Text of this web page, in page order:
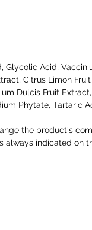
Glycolic Acid,
Citrus Limon
Dulcis Fruit
Phytate, Tartaric
the product's
always indicated on